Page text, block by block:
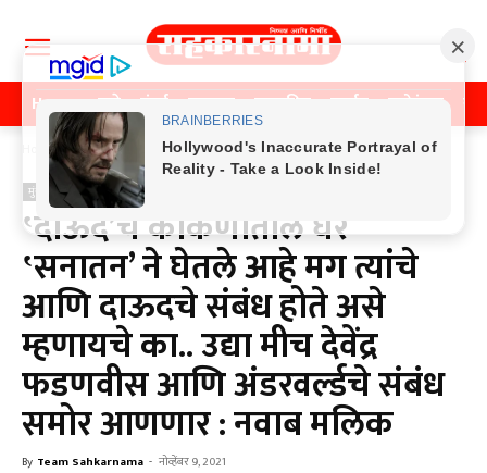
Home पुणे मुंबई महाराष्ट्र राजकीय क्राईम मनोरंजन
Home मुंबई
मुंबई
‛दाऊद’चे कोकणातील घर
‛सनातन’ ने घेतले आहे मग त्यांचे
आणि दाऊदचे संबंध होते असे
म्हणायचे का.. उद्या मीच देवेंद्र
फडणवीस आणि अंडरवर्ल्डचे संबंध
समोर आणणार : नवाब मलिक
By Team Sahkarnama - नोव्हेंबर 9, 2021